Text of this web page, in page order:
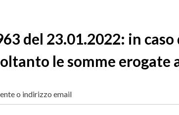
del 23.01.2022: in
le somme
o indirizzo email